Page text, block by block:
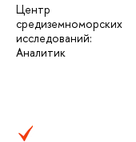
Центр
средиземноморских
исследований:
Аналитик